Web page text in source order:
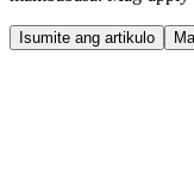
Isumite ang artikulo